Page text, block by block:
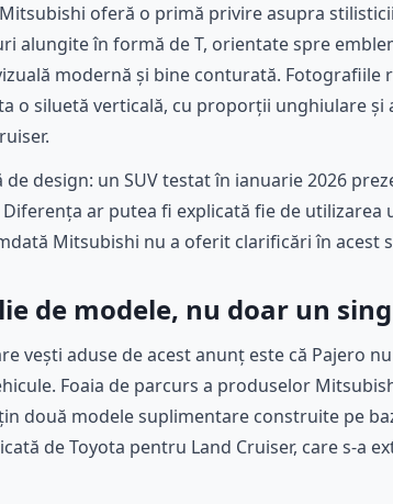
oferă o primă privire asupra
alungite în formă de T, orientate spre
modernă și bine conturată. Fotografiile
o siluetă verticală, cu proporții unghiulare și
de design: un SUV testat în ianuarie 2026
ar putea fi explicată fie de
Mitsubishi nu a oferit clarificări în acest
de modele, nu doar un
vești aduse de acest anunț este că Pajero
Foaia de parcurs a produselor
două modele suplimentare construite pe
de Toyota pentru Land Cruiser, care s-a